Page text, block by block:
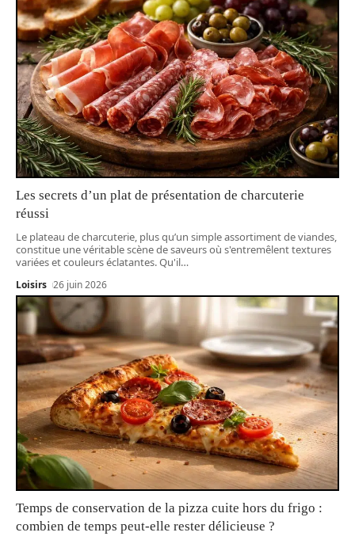
Les secrets d’un plat de présentation de charcuterie
réussi
Le plateau de charcuterie, plus qu’un simple assortiment de viandes,
constitue une véritable scène de saveurs où s'entremêlent textures
variées et couleurs éclatantes. Qu'il…
Loisirs 26 juin 2026
Temps de conservation de la pizza cuite hors du frigo :
combien de temps peut-elle rester délicieuse ?